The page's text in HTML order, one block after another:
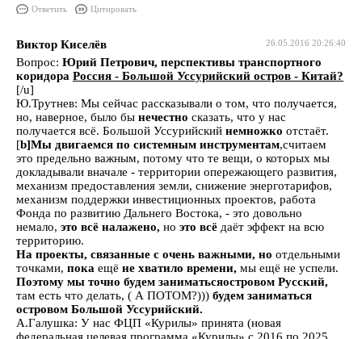
Ответить Цитировать
26.05.2016 20:26:40
Виктор Киселёв
Вопрос: Юрий Петрович, перспективы транспортного
коридора Россия - Большой Уссурийский остров - Китай?
[/u]
Ю.Трутнев: Мы сейчас рассказывали о том, что получается,
но, наверное, было бы нечестно сказать, что у нас
получается всё. Большой Уссурийский немножко отстаёт.
[b]Мы двигаемся по системным инструментам,считаем
это предельно важным, потому что те вещи, о которых мы
докладывали вначале - территории опережающего развития,
механизм предоставления земли, снижение энерготарифов,
механизм поддержки инвестиционных проектов, работа
Фонда по развитию Дальнего Востока, - это довольно
немало, это всё налажено, но это всё даёт эффект на всю
территорию.
На проекты, связанные с очень важными, но отдельными
точками, пока ещё не хватило времени, мы ещё не успели.
Поэтому мы точно будем заниматьсяостровом Русский,
там есть что делать, ( А ПОТОМ?))) будем заниматься
островом Большой Уссурийский.
А.Галушка: У нас ФЦП «Курилы» принята (новая